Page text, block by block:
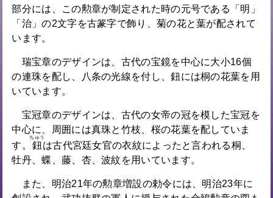
部分には、この勲章が制定された時の元号である「明」
「治」の2文字を古篆字で飾り、菊の花と葉が配されて
います。
瑞宝章のデザインは、古代の宝鏡を中心に大小16個
の連珠を配し、八条の光線を付し、鈕には桐の花葉を用
いています。
宝冠章のデザインは、古代の女帝の冠を模した宝冠を
中心に、周囲には真珠と竹枝、桜の花葉を配していま
す。 鈕
ちゅう
は古代宮廷女官の衣紋によったと言われる桐、
牡丹、蝶、藤、杏、波紋を用いています。
また、明治21年の勲章増設の勅令には、明治23年に